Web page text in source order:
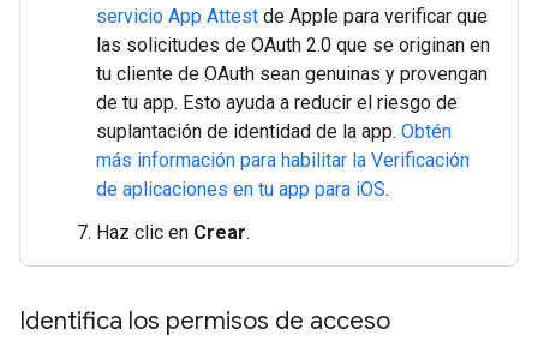
servicio App Attest de Apple para verificar que
las solicitudes de OAuth 2.0 que se originan en
tu cliente de OAuth sean genuinas y provengan
de tu app. Esto ayuda a reducir el riesgo de
suplantación de identidad de la app. Obtén
más información para habilitar la Verificación
de aplicaciones en tu app para iOS.
Haz clic en Crear.
Identifica los permisos de acceso